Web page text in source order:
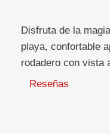
Disfruta de la
playa, confortable
rodadero con vista
Reseñas